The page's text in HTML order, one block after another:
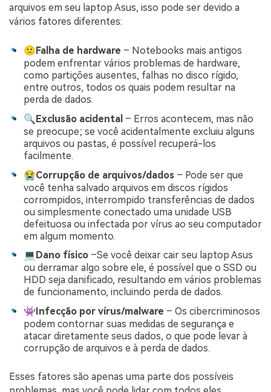
arquivos em seu laptop Asus, isso pode ser devido a
vários fatores diferentes:
🙁Falha de hardware – Notebooks mais antigos
podem enfrentar vários problemas de hardware,
como partições ausentes, falhas no disco rígido,
entre outros, todos os quais podem resultar na
perda de dados.
🔍Exclusão acidental – Erros acontecem, mas não
se preocupe; se você acidentalmente excluiu alguns
arquivos ou pastas, é possível recuperá-los
facilmente.
😭Corrupção de arquivos/dados – Pode ser que
você tenha salvado arquivos em discos rígidos
corrompidos, interrompido transferências de dados
ou simplesmente conectado uma unidade USB
defeituosa ou infectada por vírus ao seu computador
em algum momento.
💻Dano físico –Se você deixar cair seu laptop Asus
ou derramar algo sobre ele, é possível que o SSD ou
HDD seja danificado, resultando em vários problemas
de funcionamento, incluindo perda de dados.
👾Infecção por vírus/malware – Os cibercriminosos
podem contornar suas medidas de segurança e
atacar diretamente seus dados, o que pode levar à
corrupção de arquivos e à perda de dados.
Esses fatores são apenas uma parte dos possíveis